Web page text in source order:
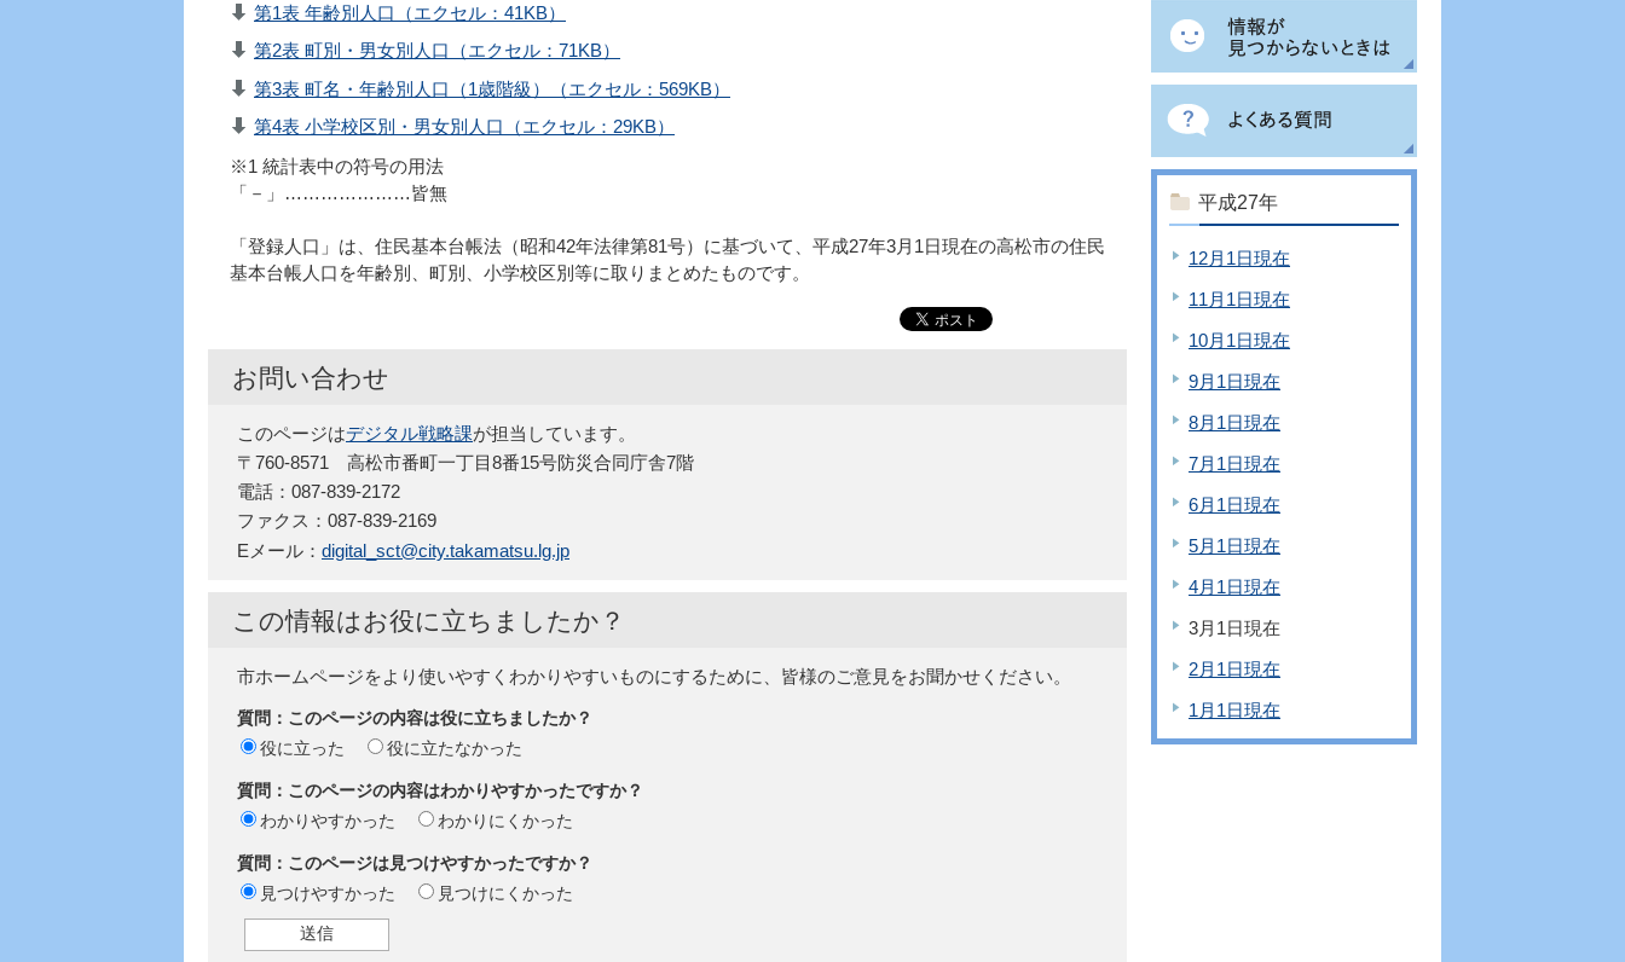
第1表 年齢別人口（エクセル：41KB）
第2表 町別・男女別人口（エクセル：71KB）
第3表 町名・年齢別人口（1歳階級）（エクセル：569KB）
第4表 小学校区別・男女別人口（エクセル：29KB）
※1 統計表中の符号の用法
「－」…………………皆無
「登録人口」は、住民基本台帳法（昭和42年法律第81号）に基づいて、平成27年3月1日現在の高松市の住民
基本台帳人口を年齢別、町別、小学校区別等に取りまとめたものです。
お問い合わせ
このページはデジタル戦略課が担当しています。
〒760-8571 高松市番町一丁目8番15号防災合同庁舎7階
電話：087-839-2172
ファクス：087-839-2169
Eメール： digital_sct@city.takamatsu.lg.jp
この情報はお役に立ちましたか？
市ホームページをより使いやすくわかりやすいものにするために、皆様のご意見をお聞かせください。
質問：このページの内容は役に立ちましたか？
役に立った
役に立たなかった
質問：このページの内容はわかりやすかったですか？
わかりやすかった
わかりにくかった
質問：このページは見つけやすかったですか？
見つけやすかった
見つけにくかった
平成27年
12月1日現在
11月1日現在
10月1日現在
9月1日現在
8月1日現在
7月1日現在
6月1日現在
5月1日現在
4月1日現在
3月1日現在
2月1日現在
1月1日現在